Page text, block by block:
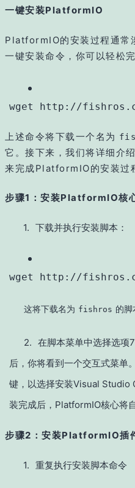
一键安装PlatformIO
PlatformIO的安装过程通常
一键安装命令，你可以轻松
wget http://
上述命令将下载一个名为
它。接下来，我们将详细介
来完成PlatformIO的安装过
步骤1：安装PlatformIO核
1. 下载并执行安装脚本：
wget http://
这将下载名为 fishros 的脚
2. 在脚本菜单中选择选项
后，你将看到一个交互式菜单
键，以选择安装Visual Studio
装完成后，PlatformIO核心将
步骤2：安装PlatformIO插
1. 重复执行安装脚本命令